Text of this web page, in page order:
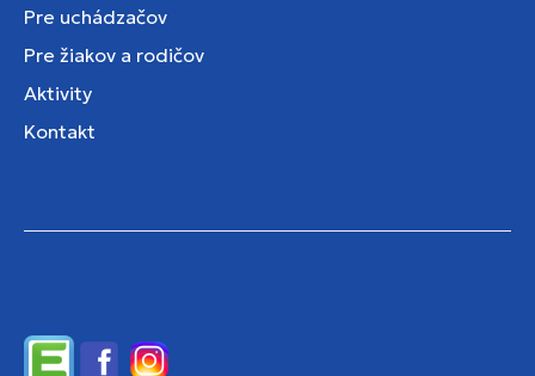
Pre uchádzačov
Pre žiakov a rodičov
Aktivity
Kontakt